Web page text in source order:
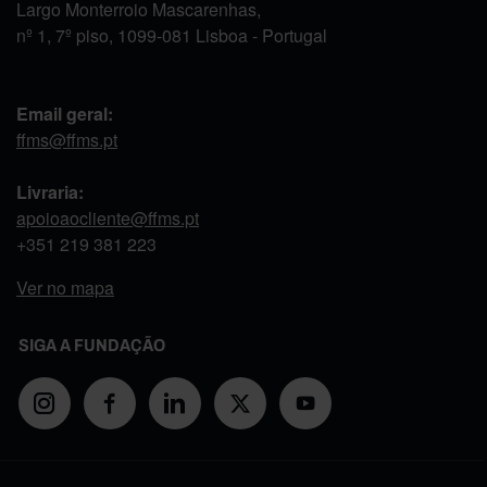
Largo Monterroio Mascarenhas,
nº 1, 7º piso, 1099-081 Lisboa - Portugal
Email geral:
ffms@ffms.pt
Livraria:
apoioaocliente@ffms.pt
+351 219 381 223
Ver no mapa
SIGA A FUNDAÇÃO